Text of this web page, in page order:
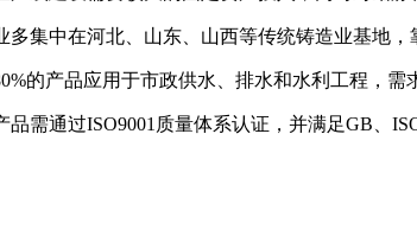
多集中在河北、山东、山西等传统铸造业基地
的产品应用于市政供水、排水和水利工程，
品需通过ISO9001质量体系认证，并满足GB、